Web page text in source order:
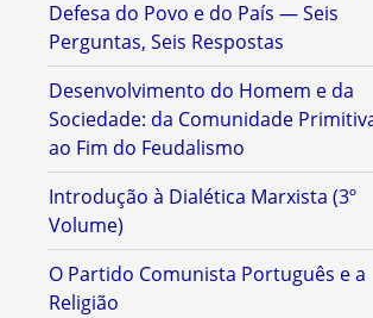
Defesa do Povo e do País — Seis
Perguntas, Seis Respostas
Desenvolvimento do Homem e da
Sociedade: da Comunidade
ao Fim do Feudalismo
Introdução à Dialética Marxista (3º
Volume)
O Partido Comunista Português e a
Religião